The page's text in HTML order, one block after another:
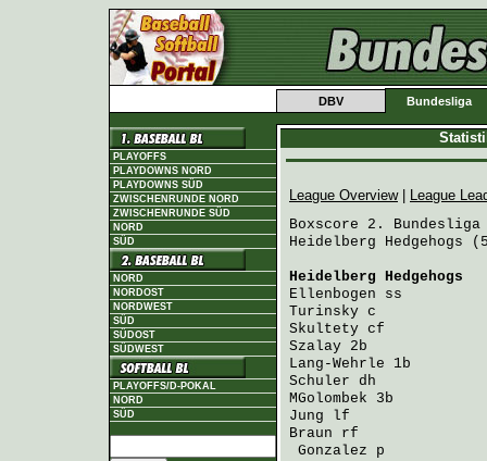
DBV Bundesliga
PLAYOFFS
PLAYDOWNS NORD
PLAYDOWNS SÜD
ZWISCHENRUNDE NORD
ZWISCHENRUNDE SÜD
NORD
SÜD
NORD
NORDOST
NORDWEST
SÜD
SÜDOST
SÜDWEST
PLAYOFFS/D-POKAL
NORD
SÜD
League Overview|
League
Boxscore 2. Bundesliga
Heidelberg
Heidelberg Hedgehogs
Ellenbogen ss
Turinsky c
Skultety cf
Szalay 2b
Lang-Wehrle 1b
Schuler dh
MGolombek 3b
Jung lf
Braun rf
Gonzalez p